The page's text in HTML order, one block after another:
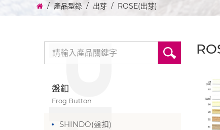
產品型錄 出芽 ROSE(出芽)
盤釦
Frog Button
SHINDO(盤扣)